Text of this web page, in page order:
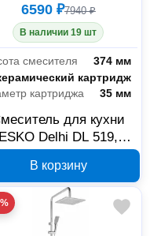
6590 ₽7940 ₽
В наличии 19 шт
смесителя
374 мм
картридж
картриджа
35 мм
для кухни
ESKO Delhi DL 519,
В корзину